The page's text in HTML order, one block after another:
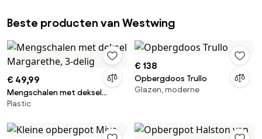
Beste producten van Westwing
€ 49,99
Mengschalen met deksel
Margarethe, 3-delig
Plastic
€ 138
Opbergdoos Trullo
Glazen, moderne